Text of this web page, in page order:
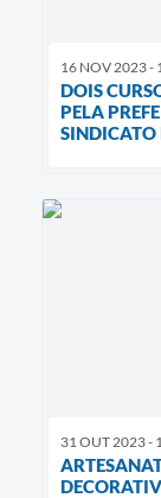
16 NOV 2023 -
DOIS
PELA
SINDICATO
31 OUT 2023 -